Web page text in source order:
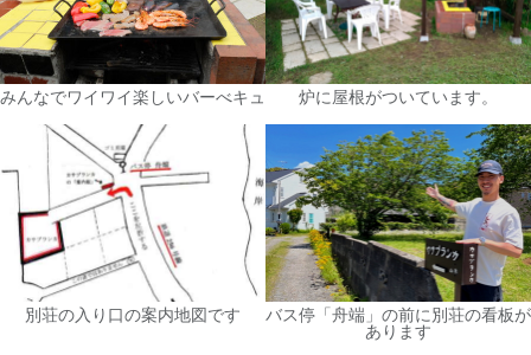
みんなでワイワイ楽しいバーべキュ 炉に屋根がついています。
別荘の入り口の案内地図です バス停「舟端」の前に別荘の看板が
あります